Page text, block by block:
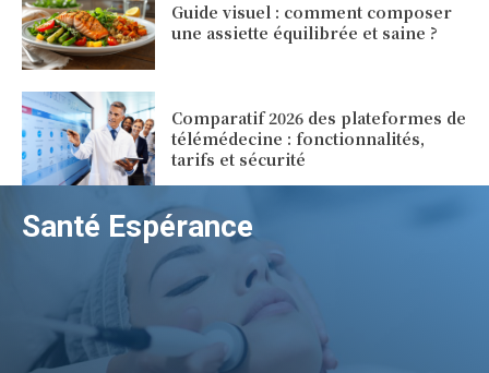
Guide visuel : comment composer
une assiette équilibrée et saine ?
Comparatif 2026 des plateformes de
télémédecine : fonctionnalités,
tarifs et sécurité
Santé Espérance